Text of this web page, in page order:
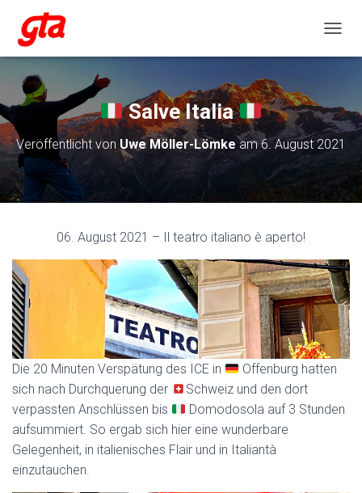
Salve Italia
Veröffentlicht von Uwe Möller-Lömke am6. August 2021
06. August 2021 – Il teatro italiano è aperto!
Die 20 Minuten Verspätung des ICE in
Offenburg hatten
sich nach Durchquerung der
Schweiz und den dort
verpassten Anschlüssen bis
Domodosola auf 3 Stunden
aufsummiert. So ergab sich hier eine wunderbare
Gelegenheit, in italienisches Flair und in Italiantà
einzutauchen.